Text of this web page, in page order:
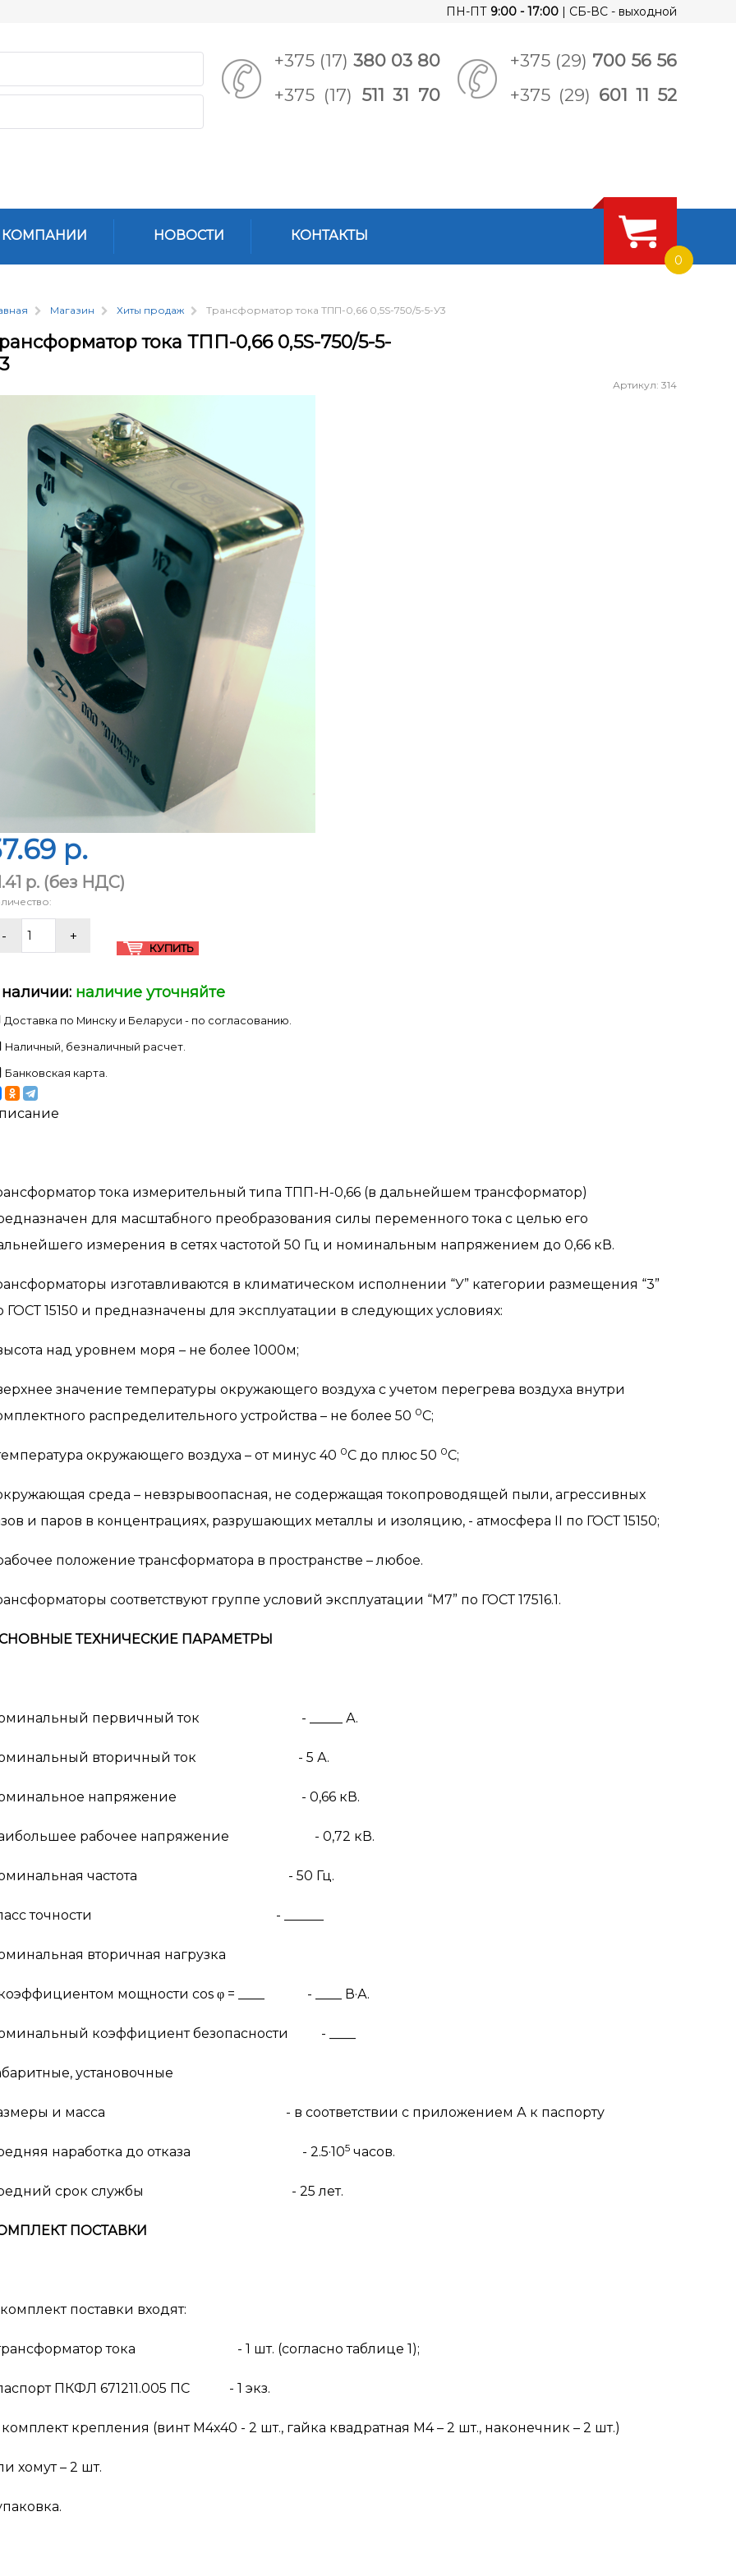
ПН-ПТ 9:00 - 17:00 | СБ-ВС - выходной
+375 (17) 380 03 80
+375 (17) 511 31 70
+375 (29) 700 56 56
+375 (29) 601 11 52
НОВОСТИ КОНТАКТЫ
0
Магазин Хиты продаж Трансформатор тока ТПП-0,66 0,5S-750/5-5-У3
тока ТПП-0,66 0,5S-750/5-5-
Артикул: 314
p.
p. (без НДС)
наличие уточняйте
Доставка по Минску и Беларуси - по согласованию.
Наличный, безналичный расчет.
Банковская карта.
тока измерительный типа ТПП-Н-0,66 (в дальнейшем трансформатор)
для масштабного преобразования силы переменного тока с целью его
измерения в сетях частотой 50 Гц и номинальным напряжением до 0,66 кВ.
изготавливаются в климатическом исполнении “У” категории размещения “3”
ГОСТ 15150 и предназначены для эксплуатации в следующих условиях:
над уровнем моря – не более 1000м;
значение температуры окружающего воздуха с учетом перегрева воздуха внутри
распределительного устройства – не более 50 0С;
окружающего воздуха – от минус 40 0С до плюс 50 0С;
среда – невзрывоопасная, не содержащая токопроводящей пыли, агрессивных
и паров в концентрациях, разрушающих металлы и изоляцию, - атмосфера
по ГОСТ 15150;
положение трансформатора в пространстве – любое.
соответствуют группе условий эксплуатации “М7” по ГОСТ 17516.1.
ТЕХНИЧЕСКИЕ ПАРАМЕТРЫ
первичный ток - _____ А.
вторичный ток - 5 А.
напряжение - 0,66 кВ.
рабочее напряжение - 0,72 кВ.
частота - 50 Гц.
точности - ______
вторичная нагрузка
мощности cos φ = ____ - ____ В·А.
коэффициент безопасности - ____
установочные
и масса - в соответствии с приложением А к паспорту
наработка до отказа - 2.5·105 часов.
срок службы - 25 лет.
ПОСТАВКИ
поставки входят:
тока - 1 шт. (согласно таблице 1);
ПКФЛ 671211.005 ПС - 1 экз.
крепления (винт М4х40 - 2 шт., гайка квадратная М4 – 2 шт., наконечник – 2 шт.)
хомут – 2 шт.